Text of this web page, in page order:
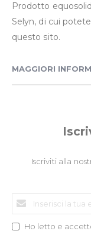
Prodotto
Selyn, di cui
questo sito.
MAGGIORI
Iscriviti alla
Ho letto e